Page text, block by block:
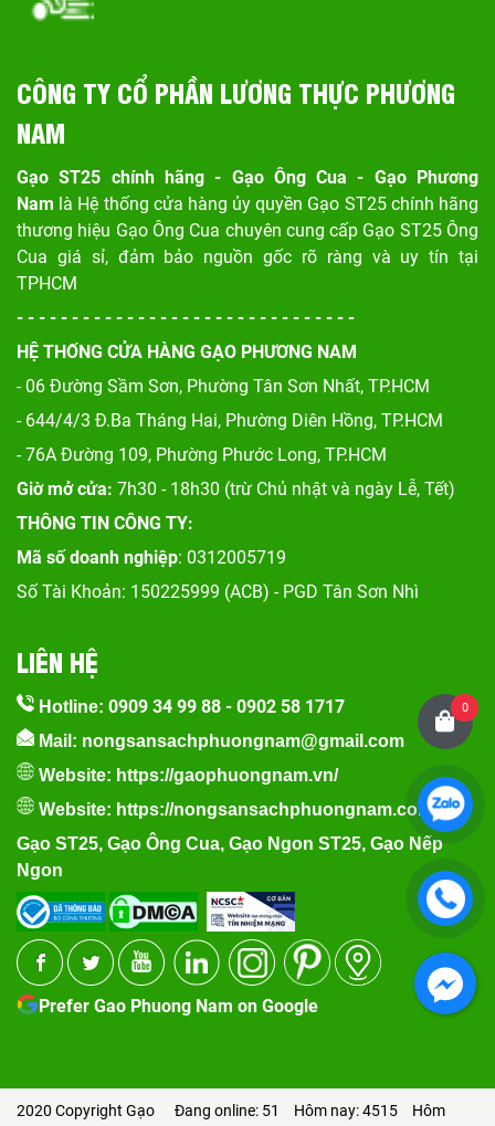
CÔNG TY CỔ PHẦN LƯƠNG THỰC PHƯƠNG
NAM
Gạo ST25 chính hãng - Gạo Ông Cua - Gạo Phương
Nam là Hệ thống cửa hàng ủy quyền Gạo ST25 chính hãng
thương hiệu Gạo Ông Cua chuyên cung cấp Gạo ST25 Ông
Cua giá sỉ, đảm bảo nguồn gốc rõ ràng và uy tín tại
TPHCM
- - - - - - - - - - - - - - - - - - - - - - - - - - - - - - -
HỆ THỐNG CỬA HÀNG GẠO PHƯƠNG NAM
- 06 Đường Sầm Sơn, Phường Tân Sơn Nhất, TP.HCM
- 644/4/3 Đ.Ba Tháng Hai, Phường Diên Hồng, TP.HCM
- 76A Đường 109, Phường Phước Long, TP.HCM
Giờ mở cửa: 7h30 - 18h30 (trừ Chủ nhật và ngày Lễ, Tết)
THÔNG TIN CÔNG TY:
Mã số doanh nghiệp: 0312005719
Số Tài Khoản: 150225999 (ACB) - PGD Tân Sơn Nhì
LIÊN HỆ
Hotline: 0909 34 99 88 - 0902 58 1717
Mail: nongsansachphuongnam@gmail.com
Website: https://gaophuongnam.vn/
Website: https://nongsansachphuongnam.com
Gạo ST25, Gạo Ông Cua, Gạo Ngon ST25, Gạo Nếp
Ngon
Prefer Gao Phuong Nam on Google
2020 Copyright Gạo
Đang online: 51 Hôm nay: 4515
Hôm
0